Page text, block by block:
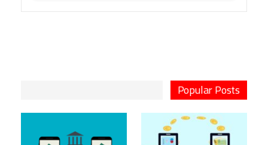
Popular Posts